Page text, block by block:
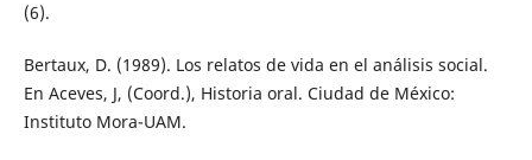
(6).
Bertaux, D. (1989). Los relatos de vida en el análisis social.
En Aceves, J, (Coord.), Historia oral. Ciudad de México:
Instituto Mora-UAM.